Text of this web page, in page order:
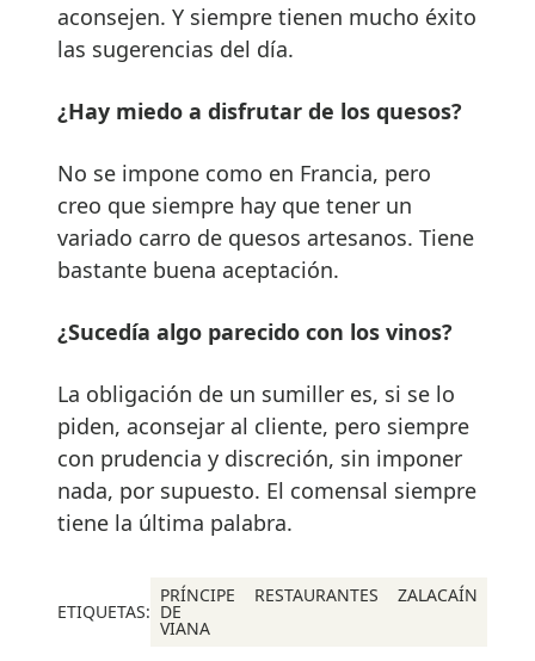
aconsejen. Y siempre tienen mucho éxito
las sugerencias del día.
¿Hay miedo a disfrutar de los quesos?
No se impone como en Francia, pero
creo que siempre hay que tener un
variado carro de quesos artesanos. Tiene
bastante buena aceptación.
¿Sucedía algo parecido con los vinos?
La obligación de un sumiller es, si se lo
piden, aconsejar al cliente, pero siempre
con prudencia y discreción, sin imponer
nada, por supuesto. El comensal siempre
tiene la última palabra.
ETIQUETAS:
PRÍNCIPE
DE
VIANA
RESTAURANTES ZALACAÍN